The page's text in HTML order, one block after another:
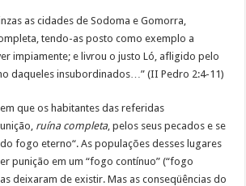
as cidades de Sodoma e Gomorra,
tendo-as posto como exemplo a
impiamente; e livrou o justo Ló, afligido pelo
daqueles insubordinados…” (II Pedro 2:4-11)
que os habitantes das referidas
ruína completa, pelos seus pecados e se
fogo eterno“. As populações desses lugares
punição em um “fogo contínuo” (“fogo
deixaram de existir. Mas as conseqüências do